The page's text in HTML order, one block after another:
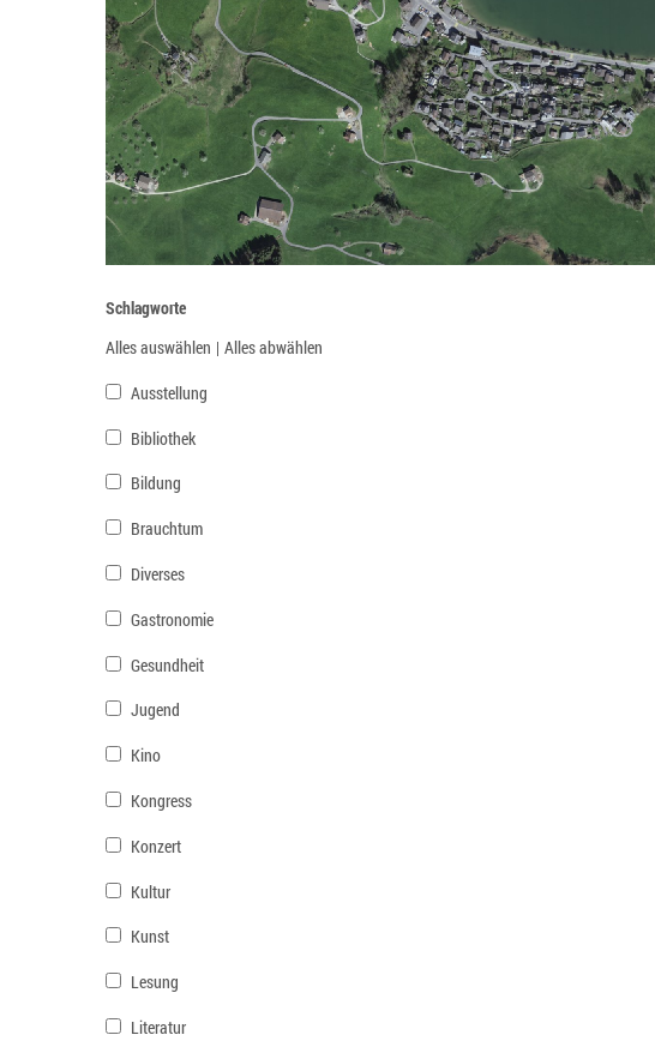
Schlagworte
Alles auswählen | Alles abwählen
Ausstellung
Bibliothek
Bildung
Brauchtum
Diverses
Gastronomie
Gesundheit
Jugend
Kino
Kongress
Konzert
Kultur
Kunst
Lesung
Literatur